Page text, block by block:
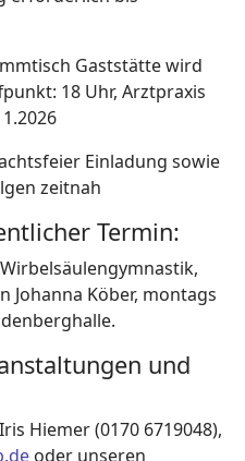
Gaststätte wird
18 Uhr, Arztpraxis
Einladung sowie
zeitnah
Termin:
Johanna Köber, montags
und
Hiemer (0170 6719048),
oder unseren